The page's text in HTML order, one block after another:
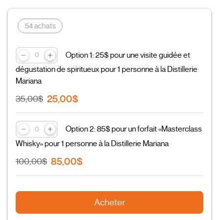
54 achats
Option 1: 25$ pour une visite guidée et
dégustation de spiritueux pour 1 personne à la Distillerie
Mariana
35,00$ 25,00$
Option 2: 85$ pour un forfait «Masterclass
Whisky» pour 1 personne à la Distillerie Mariana
100,00$ 85,00$
Acheter